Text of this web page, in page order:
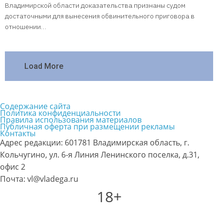
Владимирской области доказательства признаны судом
достаточными для вынесения обвинительного приговора в
отношении…
Load More
Содержание сайта
Политика конфиденциальности
Правила использования материалов
Публичная оферта при размещении рекламы
Контакты
Адрес редакции: 601781 Владимирская область, г.
Кольчугино, ул. 6-я Линия Ленинского поселка, д.31,
офис 2
Почта: vl@vladega.ru
18+